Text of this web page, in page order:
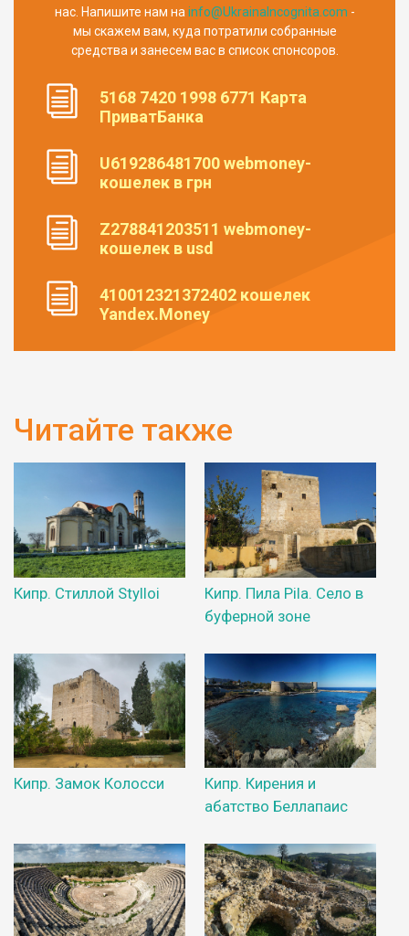
нас. Напишите нам наinfo@UkrainaIncognita.com -
мы скажем вам, куда потратили собранные
средства и занесем вас в список спонсоров.
5168 7420 1998 6771 Карта
ПриватБанка
U619286481700 webmoney-
кошелек в грн
Z278841203511 webmoney-
кошелек в usd
410012321372402 кошелек
Yandex.Money
Читайте также
Кипр. Стиллой Stylloi
Кипр. Пила Pila. Село в
буферной зоне
Кипр. Замок Колосси
Кипр. Кирения и
абатство Беллапаис